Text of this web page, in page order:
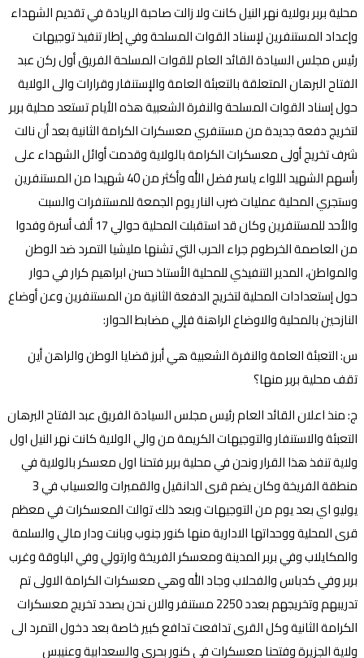
محلية بربر بولاية نهر النيل كانت ولا زالت صاحبة الريادة في تقديم الشهداء
وإعداد المستنفرين لإسناد القوات المسلحة وفي إطار تنفيذ توجيهات
رئيس مجلس السيادة القائد العام للقوات المسلحة الفريق أول ركن عبد
الفتاح البرهان المتعلقة بالتعبئة العامة والإستنفار وقرارات والى الولاية
حول إسناد القوات المسلحة والنفرة الشعبية هذه الأيام تستعد محلية بربر
لتخريج دفعة جديدة من مستنفري معسكرات الكرامة الثانية بعد أن نالت
شرف تخريج أولى معسكرات الكرامة بالولاية وقدمت أوائل الشهداء على
رأسهم الشهيد اللواء ياسر فضل الله وأكثر من 40 شهيدا من المستنفرين
وستجري المحلية عمليات ضرب النار يوم الجمعة للمستنفرات والسبت
والأحد للمستنفرين وكان قد استقبلت المحلية حوالي 17 ألف أسرة وفدوا
من العاصمة الخرطوم جراء الحرب التي تشنها مليشيا التمرد ضد الوطن
والمواطن، المدير التنفيذي للمحلية الأستاذ حسن ابراهيم كرار في حوار
حول إستعدادات المحلية لتخريج الدفعة الثانية من المستنفرين وعن أوضاع
النازحين بالمحلية والاوضاع الراهنة فإلي مضابط الحوار:
س: التعبئة العامة والنفرة الشعبية هي أبرز قضايا الوطن والراهن أين
تقف محلية بربر منها؟
ج: منذ اعلان القائد العام رئيس مجلس السيادة الفريق عبد الفتاح البرهان
التعبئة والاستنفار والتوجيهات الكريمة من والي الولاية كانت نهر النيل اول
ولاية تنفذ هذا القرار ونحن في محلية بربر فتحنا اول معسكر بالولاية في
منطقة الفريخة وكان يضم قرى الدانقيل والقمبرات والعسياب في 3
يوليو اي بعد يوم من التوجيهات وبعد ذلك توالت المعسكرات في معظم
قرى المحلية ووحداتها الادارية منها كنور جنوب وبانت ودار مالي والسلمة
والمكايلاب وفي بربر المدينة ومعسكر الفريخة وارتولي وفي الباوقة وغرب
بربر وفي كدباس والفحلاب وجاد الله وهي معسكرات الكرامة الاولى تم
تدريبهم وتخريجهم بعدد 2250 مستنفر والان نحن بصدد تخريج معسكرات
الكرامة الثانية وكل القرى تدافعت تدافع كبير خاصة بعد دخول التمرد الى
ولاية الجزيرة وفتحنا معسكرات في كنور بحري والسعدابية وعنيبس